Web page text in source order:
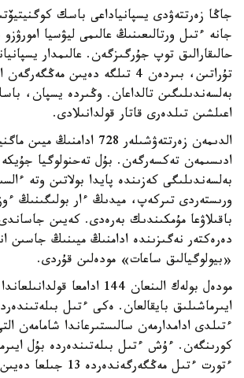
جاڭا زەرتتەۋدى يسپانياداعى باسك
جانە ءتىل ورتالىعىنىڭ عالىمى ليۋسيا امورۋزو
حالىقارالىق توپ جۇرگىزگەن. عالىمدار
تۇراتىن، بىردەن 4 تىلگە دەيىن
بەلسەندىلىگىن تالداعان. وڭىردە يسپان،
اعىلشىن تىلدەرى قاتار قولدانىلادى.
الدىمەن زەرتتەۋشىلەر 728
ادىسىمەن تەكسەرگەن. بۇل تەحنولوگيا
بەلسەندىلىگى كەزىندە پايدا بولاتىن وتە
ورىستەردى تىركەپ، ميدىڭ ءار بولىگىنىڭ
باقىلاۋعا مۇمكىندىك بەرەدى. كەيىن
دەرەكتەر نەگىزىندە ادامنىڭ ميىنىڭ جاسىن
«بيولوگيالىق ساعات» مودەلىن قۇردى.
مودەل بولەك الىنعان 144 ادامعا
ايىرماشىلىق بايقالعان. ەكى ءتىل
ءتىلدى ادامدارمەن سالىستىرعاندا شامامەن
كورىنگەن. ءۇش ءتىل بىلەتىندەردە بۇل
ءتورت ءتىل مەڭگەرگەندەردە 13 جىلعا دەيىن جەتكەن.